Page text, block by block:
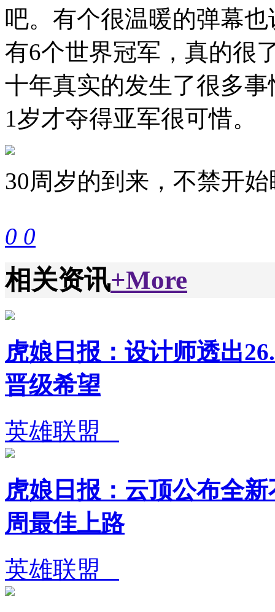
吧。有个很温暖的弹幕
有6个世界冠军，真的很
十年真实的发生了很多
1岁才夺得亚军很可惜。
30周岁的到来，不禁开
0 0
相关资讯+More
虎娘日报：设计师透出
晋级希望
英雄联盟
虎娘日报：云顶公布全
周最佳上路
英雄联盟